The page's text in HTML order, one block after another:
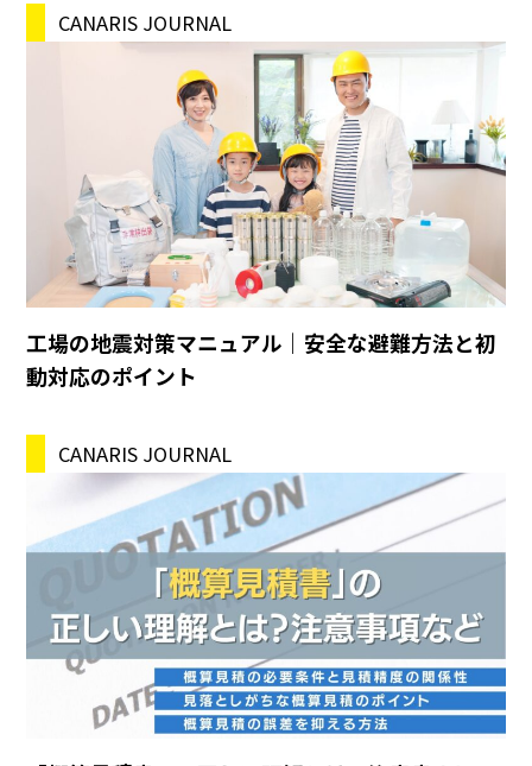
CANARIS JOURNAL
工場の地震対策マニュアル｜安全な避難方法と初
動対応のポイント
CANARIS JOURNAL